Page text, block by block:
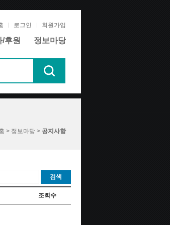
로그인 회원가입
후원 정보마당
> 정보마당 > 공지사항
검색
조회수